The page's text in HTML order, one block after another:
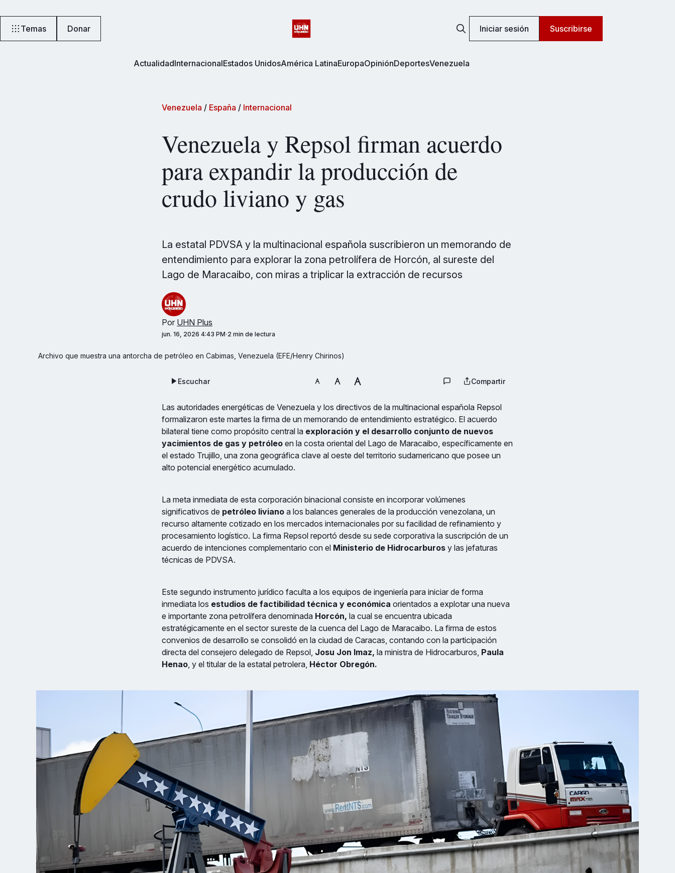
Temas Donar Iniciar sesión Suscribirse
ActualidadInternacionalEstados UnidosAmérica LatinaEuropaOpiniónDeportesVenezuela
Venezuela / España / Internacional
Venezuela y Repsol firman acuerdo
para expandir la producción de
crudo liviano y gas
La estatal PDVSA y la multinacional española suscribieron un memorando de
entendimiento para explorar la zona petrolífera de Horcón, al sureste del
Lago de Maracaibo, con miras a triplicar la extracción de recursos
Por UHN Plus
jun. 16, 2026 4:43 PM 2 min de lectura
Archivo que muestra una antorcha de petróleo en Cabimas, Venezuela (EFE/Henry Chirinos)
Escuchar Compartir
Las autoridades energéticas de Venezuela y los directivos de la multinacional española Repsol
formalizaron este martes la firma de un memorando de entendimiento estratégico. El acuerdo
bilateral tiene como propósito central la exploración y el desarrollo conjunto de nuevos
yacimientos de gas y petróleo en la costa oriental del Lago de Maracaibo, específicamente en
el estado Trujillo, una zona geográfica clave al oeste del territorio sudamericano que posee un
alto potencial energético acumulado.
La meta inmediata de esta corporación binacional consiste en incorporar volúmenes
significativos de petróleo liviano a los balances generales de la producción venezolana, un
recurso altamente cotizado en los mercados internacionales por su facilidad de refinamiento y
procesamiento logístico. La firma Repsol reportó desde su sede corporativa la suscripción de un
acuerdo de intenciones complementario con el Ministerio de Hidrocarburos y las jefaturas
técnicas de PDVSA.
Este segundo instrumento jurídico faculta a los equipos de ingeniería para iniciar de forma
inmediata los estudios de factibilidad técnica y económica orientados a explotar una nueva
e importante zona petrolífera denominada Horcón, la cual se encuentra ubicada
estratégicamente en el sector sureste de la cuenca del Lago de Maracaibo. La firma de estos
convenios de desarrollo se consolidó en la ciudad de Caracas, contando con la participación
directa del consejero delegado de Repsol, Josu Jon Imaz, la ministra de Hidrocarburos, Paula
Henao, y el titular de la estatal petrolera, Héctor Obregón.